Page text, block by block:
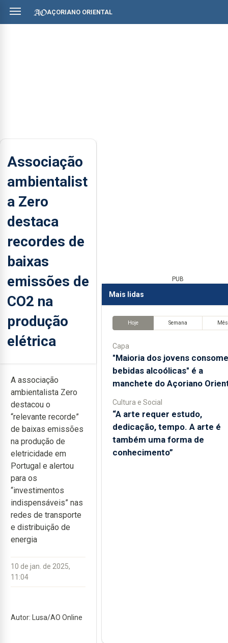
AÇORIANO ORIENTAL
Associação
ambientalist
a Zero
destaca
recordes de
baixas
emissões de
CO2 na
produção
elétrica
A associação
ambientalista Zero
destacou o
“relevante recorde”
de baixas emissões
na produção de
eletricidade em
Portugal e alertou
para os
“investimentos
indispensáveis” nas
redes de transporte
e distribuição de
energia
10 de jan. de 2025,
11:04
Autor: Lusa/AO Online
PUB
Mais lidas
Hoje Semana Mês
Capa
"Maioria dos jovens consome
bebidas alcoólicas" é a
manchete do Açoriano
Cultura e Social
“A arte requer estudo,
dedicação, tempo. A arte é
também uma forma de
conhecimento”